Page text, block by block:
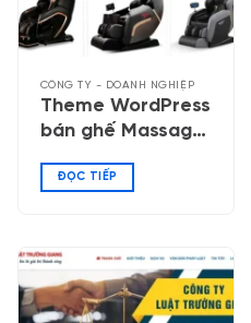
CÔNG TY - DOANH NGHIỆP
Theme WordPress
bán ghế Massage,
ĐỌC TIẾP